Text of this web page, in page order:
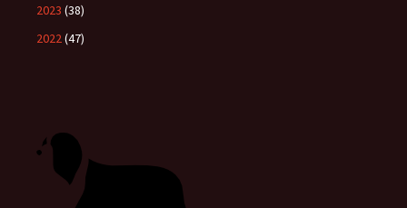
2023 (38)
2022(47)